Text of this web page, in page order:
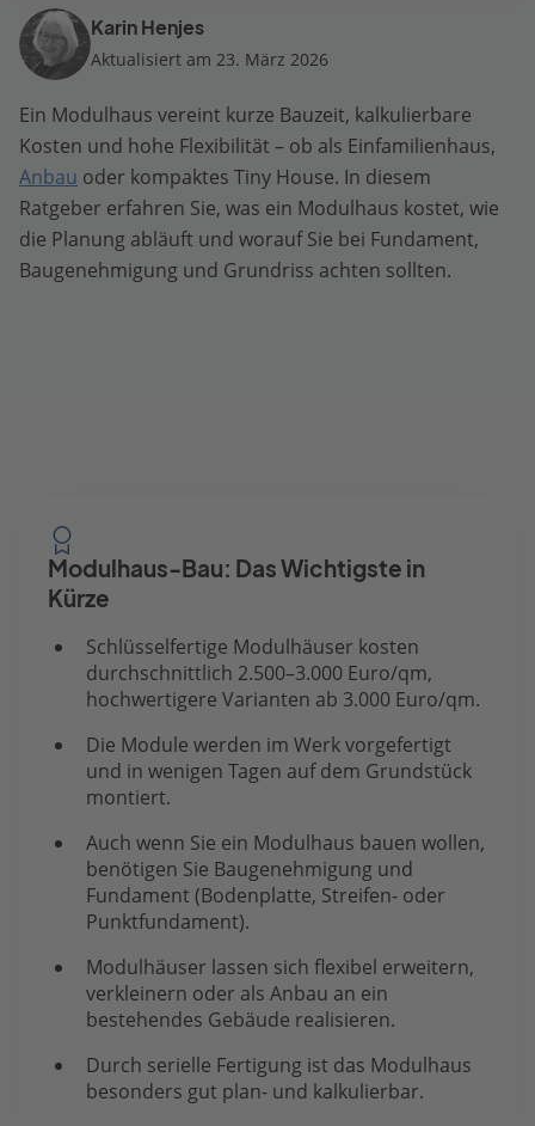
Karin Henjes
Aktualisiert am 23. März 2026
Ein Modulhaus vereint kurze Bauzeit, kalkulierbare
Kosten und hohe Flexibilität – ob als Einfamilienhaus,
Anbau oder kompaktes Tiny House. In diesem
Ratgeber erfahren Sie, was ein Modulhaus kostet, wie
die Planung abläuft und worauf Sie bei Fundament,
Baugenehmigung und Grundriss achten sollten.
Modulhaus-Bau: Das Wichtigste in
Kürze
Schlüsselfertige Modulhäuser kosten
durchschnittlich 2.500–3.000 Euro/qm,
hochwertigere Varianten ab 3.000 Euro/qm.
Die Module werden im Werk vorgefertigt
und in wenigen Tagen auf dem Grundstück
montiert.
Auch wenn Sie ein Modulhaus bauen wollen,
benötigen Sie Baugenehmigung und
Fundament (Bodenplatte, Streifen- oder
Punktfundament).
Modulhäuser lassen sich flexibel erweitern,
verkleinern oder als Anbau an ein
bestehendes Gebäude realisieren.
Durch serielle Fertigung ist das Modulhaus
besonders gut plan- und kalkulierbar.